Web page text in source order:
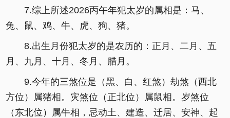
7.综上所述2026丙午年犯太岁的属相是：马、
兔、鼠、鸡、牛、虎、狗、猪。
8.出生月份犯太岁的是农历的：正月、二月、五
月、九月、十月、冬月、腊月。
9.今年的三煞位是（黑、白、红煞）劫煞（西北
方位）属猪相。灾煞位（正北位）属鼠相。岁煞位
（东北位）属牛相，忌动土、建造、迁居、安神、起